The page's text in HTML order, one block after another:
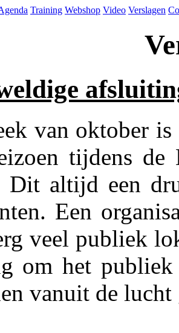
Training Webshop Video Verslagen
van oktober
tijdens
Dit altijd een
Een
veel publiek
om het
vanuit de lucht